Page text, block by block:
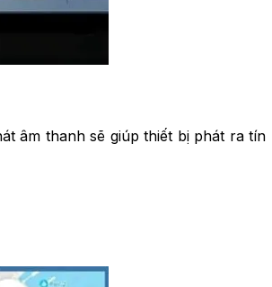
âm thanh sẽ giúp thiết bị phát ra tín